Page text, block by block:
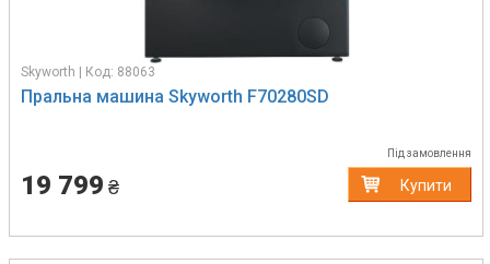
Skyworth | Код: 88063
Пральна машина Skyworth F70280SD
Під замовлення
19 799 ₴ Купити